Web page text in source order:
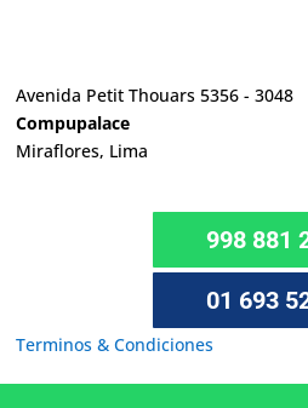
Avenida Petit Thouars 5356 - 3048
Compupalace
Miraflores, Lima
998 881
01 693
Terminos & Condiciones